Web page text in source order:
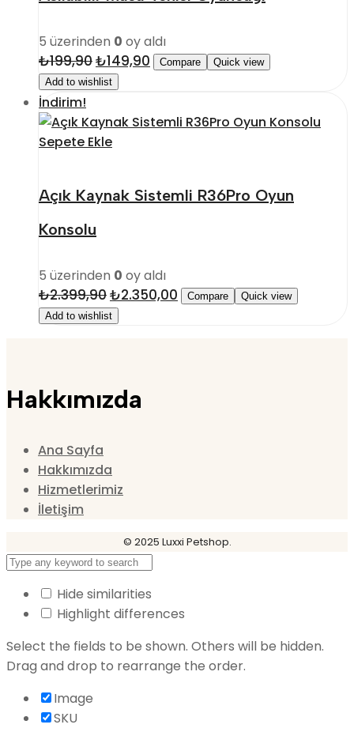
5 üzerinden 0 oy aldı
₺199,90Orijinal
fiyat:
₺149,90 Şu
₺149,90.
Compare
Quick view
Add to wishlist
İndirim!
Sepete Ekle
Açık Kaynak Sistemli R36Pro Oyun
Konsolu
5 üzerinden 0 oy aldı
₺2.399,90Orijinal
fiyat:
₺2.350,00 ŞuCompare
Quick view
Add to wishlist
Hakkımızda
Ana Sayfa
Hakkımızda
Hizmetlerimiz
İletişim
© 2025 Luxxi Petshop.
Hide similarities
Highlight differences
Select the fields to be shown. Others will be hidden.
Drag and drop to rearrange the order.
Image
SKU